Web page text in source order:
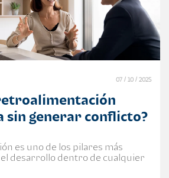
07 / 10 / 2025
sin generar conflicto?
es uno de los pilares más
desarrollo dentro de cualquier